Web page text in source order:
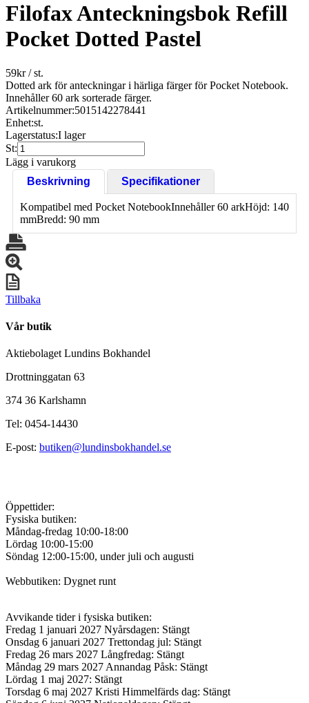
Filofax Anteckningsbok Refill
Pocket Dotted Pastel
59kr/ st.
Dotted ark för anteckningar i härliga färger för Pocket Notebook.
Innehåller 60 ark sorterade färger.
Artikelnummer:5015142278441
Enhet:st.
Lagerstatus:I lager
St:
Lägg i varukorg
Beskrivning
Specifikationer
Kompatibel med Pocket NotebookInnehåller 60 arkHöjd: 140
mmBredd: 90 mm
Tillbaka
Vår butik
Aktiebolaget Lundins Bokhandel
Drottninggatan 63
374 36 Karlshamn
Tel: 0454-14430
E-post: butiken@lundinsbokhandel.se
Öppettider:
Fysiska butiken:
Måndag-fredag 10:00-18:00
Lördag 10:00-15:00
Söndag 12:00-15:00, under juli och augusti
Webbutiken: Dygnet runt
Avvikande tider i fysiska butiken:
Fredag 1 januari 2027 Nyårsdagen: Stängt
Onsdag 6 januari 2027 Trettondag jul: Stängt
Fredag 26 mars 2027 Långfredag: Stängt
Måndag 29 mars 2027 Annandag Påsk: Stängt
Lördag 1 maj 2027: Stängt
Torsdag 6 maj 2027 Kristi Himmelfärds dag: Stängt